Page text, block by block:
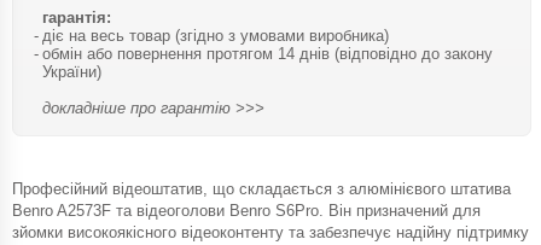
гарантія:
діє на весь товар (згідно з умовами виробника)
обмін або повернення протягом 14 днів (відповідно до закону
України)
докладніше про гарантію >>>
Професійний відеоштатив, що складається з алюмінієвого штатива
Benro A2573F та відеоголови Benro S6Pro. Він призначений для
зйомки високоякісного відеоконтенту та забезпечує надійну підтримку